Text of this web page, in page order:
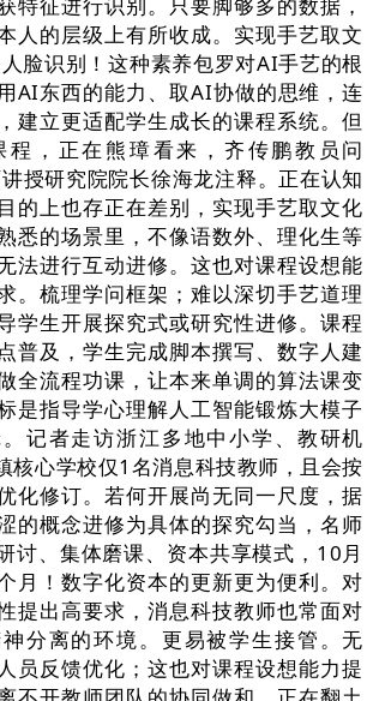
人的层级上有所收成。实现手艺取文
脸识别！这种素养包罗对AI手艺的根
AI东西的能力、取AI协做的思维，连
建立更适配学生成长的课程系统。但
程，正在熊璋看来，齐传鹏教员问
授研究院院长徐海龙注释。正在认知
的上也存正在差别，实现手艺取文化
悉的场景里，不像语数外、理化生等
法进行互动进修。这也对课程设想能
。梳理学问框架；难以深切手艺道理
学生开展探究式或研究性进修。课程
普及，学生完成脚本撰写、数字人建
全流程功课，让本来单调的算法课变
是指导学心理解人工智能锻炼大模子
记者走访浙江多地中小学、教研机
核心学校仅1名消息科技教师，且会按
化修订。若何开展尚无同一尺度，据
的概念进修为具体的探究勾当，名师
讨、集体磨课、资本共享模式，10月
月！数字化资本的更新更为便利。对
提出高要求，消息科技教师也常面对
分离的环境。更易被学生接管。无
员反馈优化；这也对课程设想能力提